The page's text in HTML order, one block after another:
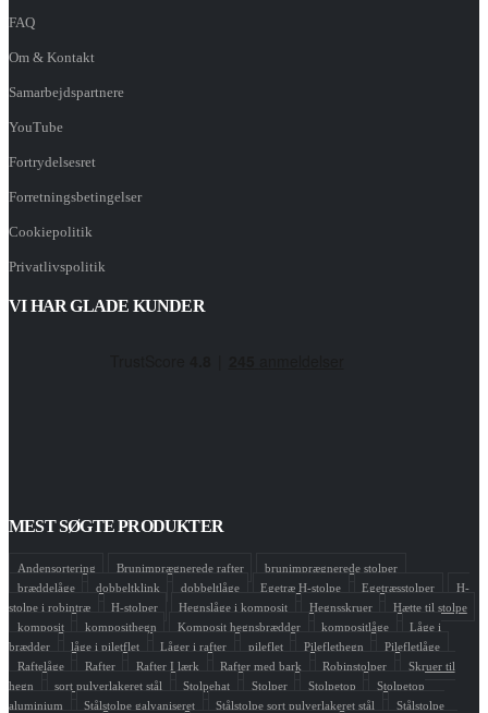
FAQ
Om & Kontakt
Samarbejdspartnere
YouTube
Fortrydelsesret
Forretningsbetingelser
Cookiepolitik
Privatlivspolitik
VI HAR GLADE KUNDER
MEST SØGTE PRODUKTER
Andensortering Brunimprægnerede rafter
brunimprægnerede stolper
bræddelåge
dobbeltklink dobbeltlåge Egetræ H-stolpe Egetræsstolper
H-
stolpe i robintræ
H-stolper Hegnslåge i komposit Hegnsskruer
Hætte til stolpe
komposit
komposithegn Komposit hegnsbrædder kompositlåge
Låge i
brædder
låge i piletflet Låger i rafter pileflet Pileflethegn
Pilefletlåge
Raftelåge
Rafter Rafter I lærk Rafter med bark Robinstolper
Skruer til
hegn
sort pulverlakeret stål Stolpehat Stolper Stolpetop
Stolpetop
aluminium
Stålstolpe galvaniseret Stålstolpe sort pulverlakeret stål
Stålstolpe